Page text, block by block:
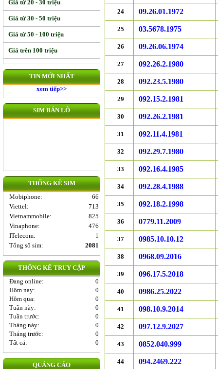
Giá từ 20 - 30 triệu
Giá từ 30 - 50 triệu
Giá từ 50 - 100 triệu
Giá trên 100 triệu
TIN MỚI NHẤT
xem tiếp>>
SIM BÁN LÔ
THỐNG KÊ SIM
Mobiphone:
66
Viettel:
713
Vietnammobile:
825
Vinaphone:
476
ITelecom:
1
Tổng số sim:
2081
THỐNG KÊ TRUY CẬP
Đang online:
0
Hôm nay:
0
Hôm qua:
0
Tuần này:
0
Tuần trước:
0
Tháng này:
0
Tháng trước:
0
Tất cả:
0
QUẢNG CÁO
24 09.26.01.1972
25 03.5678.1975
26 09.26.06.1974
27 092.26.2.1980
28 092.23.5.1980
29 092.15.2.1981
30 092.26.2.1981
31 092.11.4.1981
32 092.29.7.1980
33 092.16.4.1985
34 092.28.4.1988
35 092.18.2.1998
36 0779.11.2009
37 0985.10.10.12
38 0968.09.2016
39 096.17.5.2018
40 0986.25.2022
41 098.10.9.2014
42 097.12.9.2027
43 0852.040.999
44 094.2469.222